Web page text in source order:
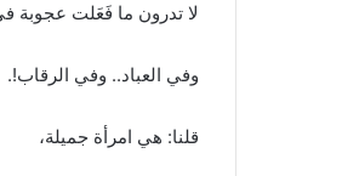
لا تدرون ما فَعَلت عجوبة في
وفي العباد.. وفي الرقاب!.
قلنا: هي امرأة جميلة،